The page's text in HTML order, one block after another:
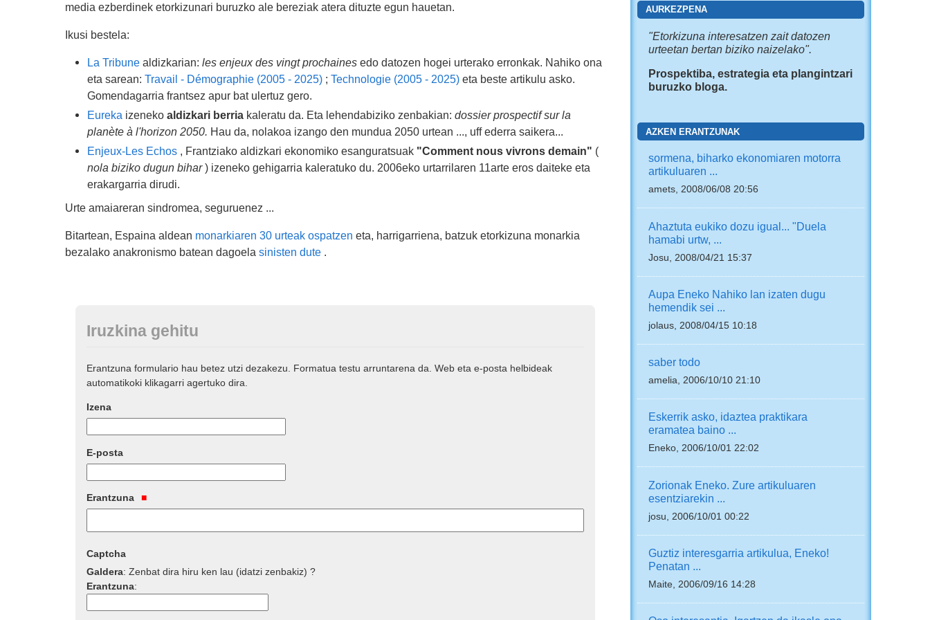
media ezberdinek etorkizunari buruzko ale bereziak atera dituzte egun hauetan.
Ikusi bestela:
La Tribunealdizkarian: les enjeux des vingt prochainesedo datozen hogei urterako erronkak. Nahiko ona
eta sarean: Travail - Démographie (2005 - 2025); Technologie (2005 - 2025)eta beste artikulu asko.
Gomendagarria frantsez apur bat ulertuz gero.
Eureka izeneko aldizkari berriakaleratu da. Eta lehendabiziko zenbakian: dossier prospectif sur la
planète à l'horizon 2050. Hau da, nolakoa izango den mundua 2050 urtean ..., uff ederra saikera...
Enjeux-Les Echos, Frantziako aldizkari ekonomiko esanguratsuak "Comment nous vivrons demain" (
nola biziko dugun bihar) izeneko gehigarria kaleratuko du. 2006eko urtarrilaren 11arte eros daiteke eta
erakargarria dirudi.
Urte amaiareran sindromea, seguruenez ...
Bitartean, Espaina aldean monarkiaren 30 urteak ospatzen eta, harrigarriena, batzuk etorkizuna monarkia
bezalako anakronismo batean dagoela sinisten dute.
Iruzkina gehitu
Erantzuna formulario hau betez utzi dezakezu. Formatua testu arruntarena da. Web eta e-posta helbideak
automatikoki klikagarri agertuko dira.
Izena
E-posta
Erantzuna
Captcha
Galdera:Zenbat dira hiru ken lau (idatzi zenbakiz) ?
Erantzuna:
AURKEZPENA
"Etorkizuna interesatzen zaitdatozen
urteetan bertan biziko naizelako".
Prospektiba, estrategia eta plangintzari
buruzko bloga.
AZKEN ERANTZUNAK
sormena, biharko ekonomiaren motorra
artikuluaren ...
amets, 2008/06/08 20:56
Ahaztuta eukiko dozu igual... "Duela
hamabi urtw, ...
Josu, 2008/04/21 15:37
Aupa Eneko Nahiko lan izaten dugu
hemendik sei ...
jolaus, 2008/04/15 10:18
saber todo
amelia, 2006/10/10 21:10
Eskerrik asko, idaztea praktikara
eramatea baino ...
Eneko, 2006/10/01 22:02
Zorionak Eneko. Zure artikuluaren
esentziarekin ...
josu, 2006/10/01 00:22
Guztiz interesgarria artikulua, Eneko!
Penatan ...
Maite, 2006/09/16 14:28